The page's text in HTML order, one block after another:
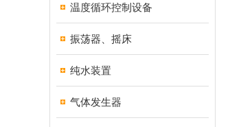
温度循环控制设备
振荡器、摇床
纯水装置
气体发生器